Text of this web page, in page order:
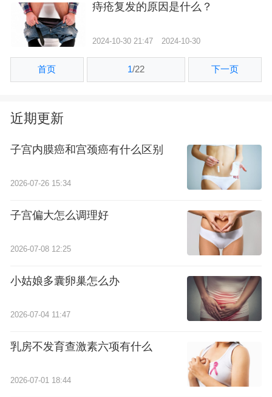
痔疮复发的原因是什么？
2024-10-30 21:47 2024-10-30
首页 1/22 下一页
近期更新
子宫内膜癌和宫颈癌有什么区别
2026-07-26 15:34
子宫偏大怎么调理好
2026-07-08 12:25
小姑娘多囊卵巢怎么办
2026-07-04 11:47
乳房不发育查激素六项有什么
2026-07-01 18:44